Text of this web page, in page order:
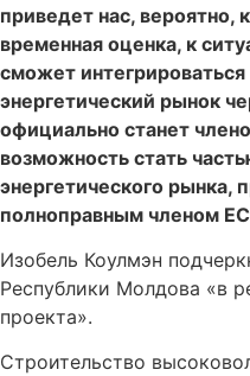
приведет нас, вероятно,
временная оценка, к
сможет
энергетический рынок
официально станет
возможность стать
энергетического рынка,
полноправным членом
Изобель Коулмэн
Республики Молдова «в
проекта».
Строительство